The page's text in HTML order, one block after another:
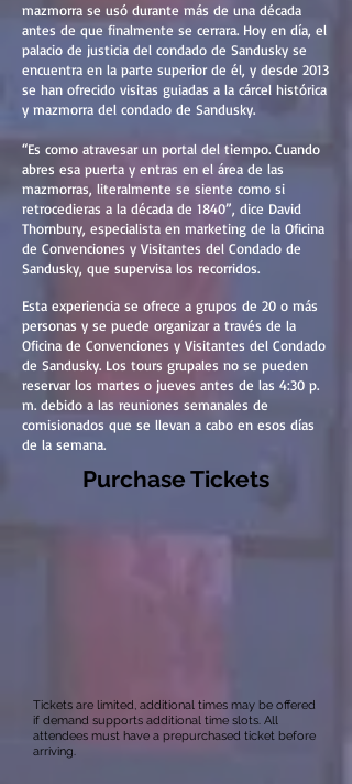
mazmorra se usó durante más de una década
antes de que finalmente se cerrara. Hoy en día, el
palacio de justicia del condado de Sandusky se
encuentra en la parte superior de él, y desde 2013
se han ofrecido visitas guiadas a la cárcel histórica
y mazmorra del condado de Sandusky.
“Es como atravesar un portal del tiempo. Cuando
abres esa puerta y entras en el área de las
mazmorras, literalmente se siente como si
retrocedieras a la década de 1840”, dice David
Thornbury, especialista en marketing de la Oficina
de Convenciones y Visitantes del Condado de
Sandusky, que supervisa los recorridos.
Esta experiencia se ofrece a grupos de 20 o más
personas y se puede organizar a través de la
Oficina de Convenciones y Visitantes del Condado
de Sandusky. Los tours grupales no se pueden
reservar los martes o jueves antes de las 4:30 p.
m. debido a las reuniones semanales de
comisionados que se llevan a cabo en esos días
de la semana.
Purchase Tickets
Tickets are limited, additional times may be offered
if demand supports additional time slots. All
attendees must have a prepurchased ticket before
arriving.